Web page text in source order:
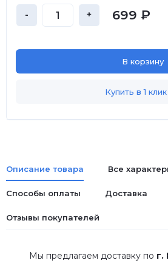
- + 699 ₽
В корзину
Купить в 1 клик
Описание товара Все
Способы оплаты Доставка
Отзывы покупателей
Мы предлагаем доставку по г.